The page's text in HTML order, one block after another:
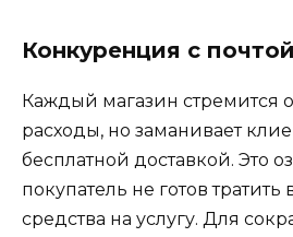
Конкуренция с почтой
Каждый магазин стремится
расходы, но заманивает
бесплатной доставкой. Это
покупатель не готов
средства на услугу. Для